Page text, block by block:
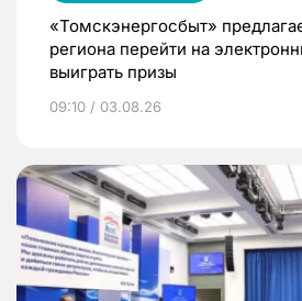
«Томскэнергосбыт»
региона перейти на
выиграть призы
09:10 / 03.08.26